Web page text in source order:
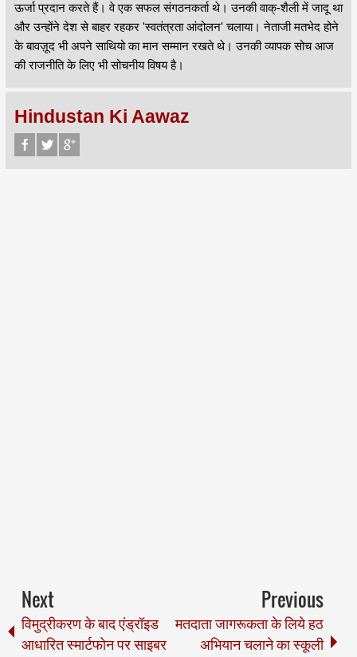
ऊर्जा प्रदान करते हैं। वे एक सफल संगठनकर्ता थे। उनकी वाक्‌-‌शैली में जादू था
और उन्होंने देश से बाहर रहकर 'स्वतंत्रता आंदोलन' चलाया। नेताजी मतभेद होने
के बावज़ूद भी अपने साथियो का मान सम्मान रखते थे। उनकी व्यापक सोच आज
की राजनीति के लिए भी सोचनीय विषय है।
Hindustan Ki Aawaz
Next
विमुद्रीकरण के बाद एंड्रॉइड
आधारित स्मार्टफोन पर साइबर
Previous
मतदाता जागरूकता के लिये हठ
अभियान चलाने का स्कूली